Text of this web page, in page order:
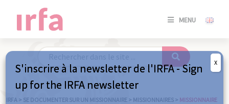
MENU
SE
/
IRFA > SE DOCUMENTER SUR UN MISSIONNAIRE > MISSIONNAIRES > MISSIONNAIRE
S'inscrire à la newsletter de l'IRFA - Sign
up for the IRFA newsletter
X